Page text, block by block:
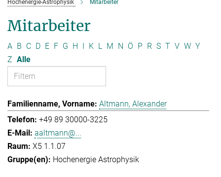
Hochenergie-Astrophysik Mitarbeiter
Mitarbeiter
A B C D E F G H I K L M N Ö P R S T V W Y
Z Alle
Altmann, Alexander
+49 89 30000-3225
aaltmann@...
X5 1.1.07
Hochenergie Astrophysik